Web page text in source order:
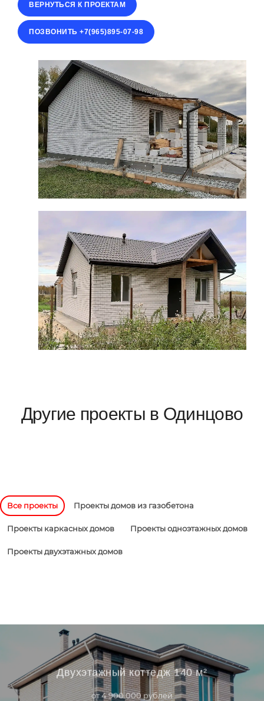
ВЕРНУТЬСЯ К ПРОЕКТАМ
ПОЗВОНИТЬ +7(965)895-07-98
Другие проекты в Одинцово
Все проекты Проекты домов из газобетона
Проекты каркасных домов Проекты одноэтажных домов
Проекты двухэтажных домов
Двухэтажный коттедж 140 м²
от 4 900 000 рублей